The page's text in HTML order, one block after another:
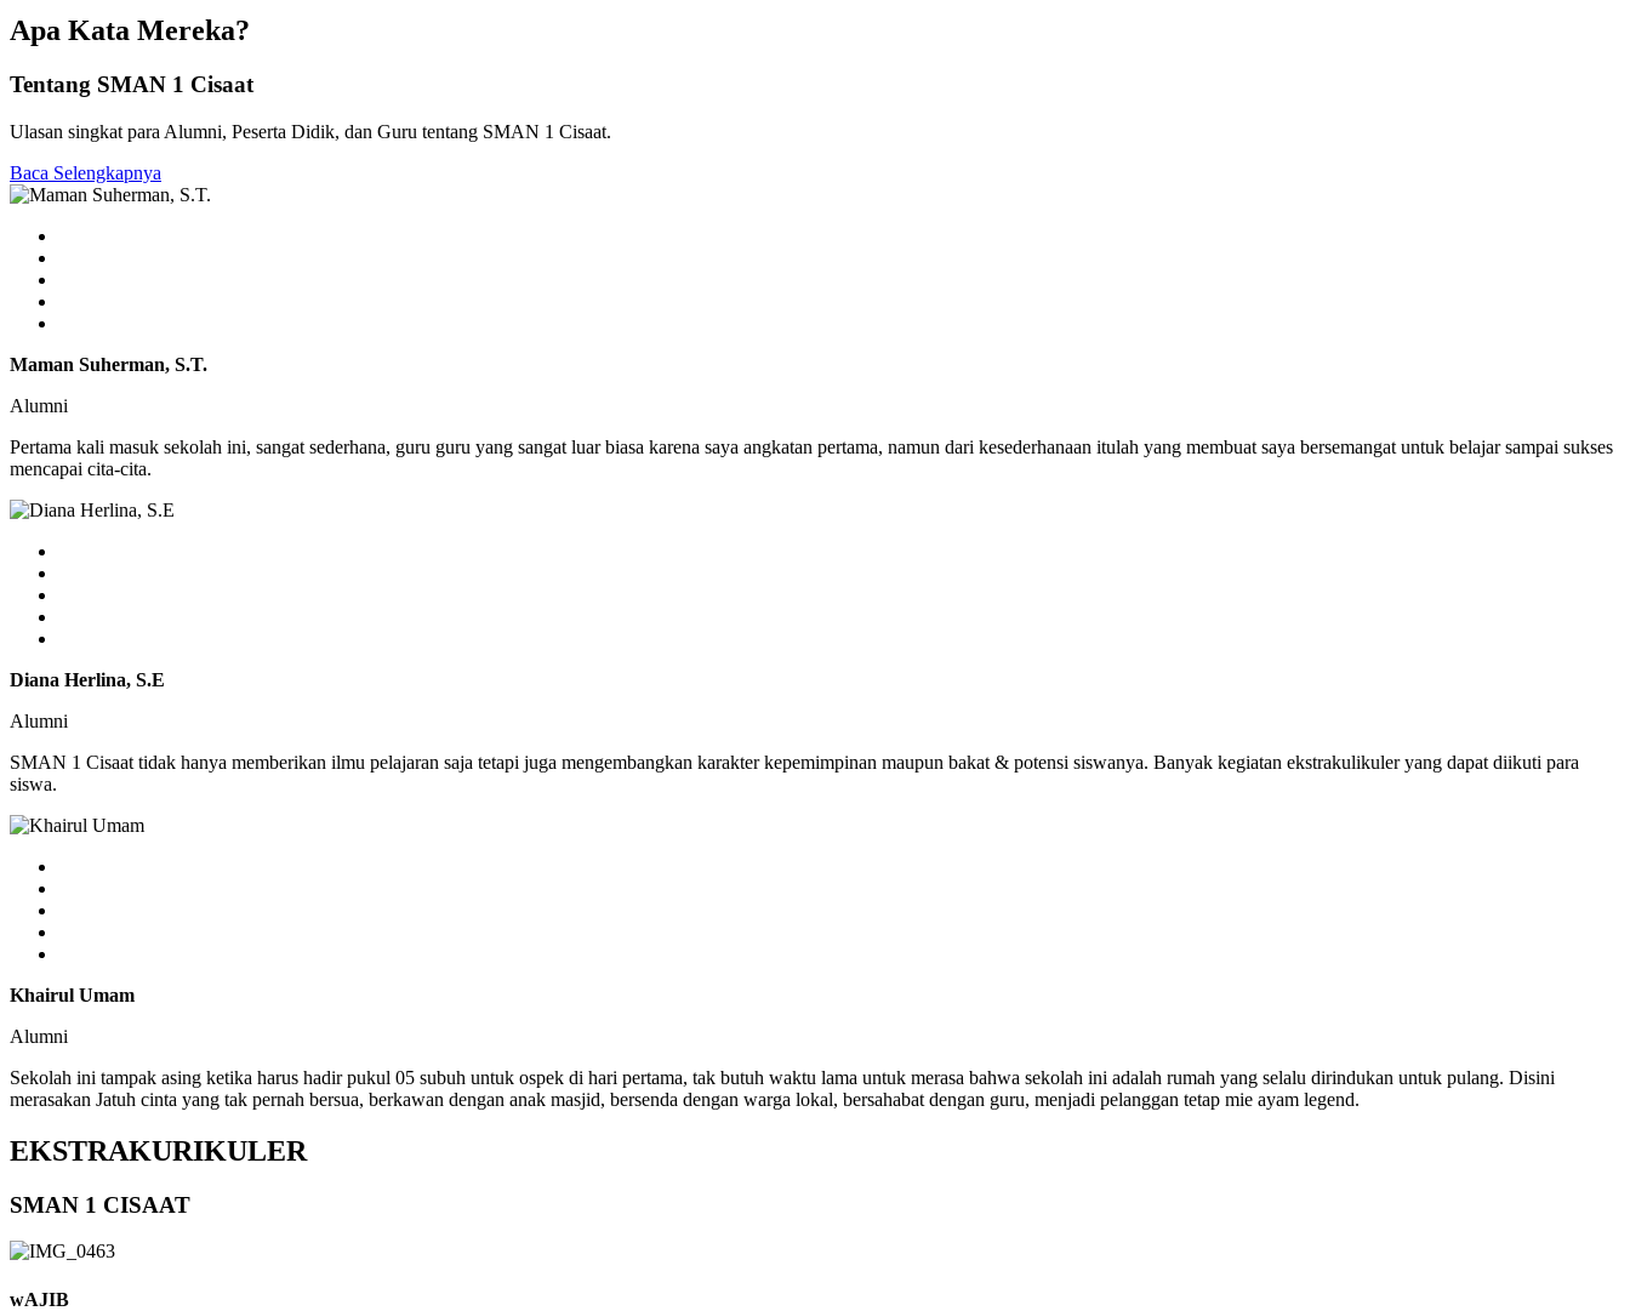
Apa Kata Mereka?
Tentang SMAN 1 Cisaat
Ulasan singkat para Alumni, Peserta Didik, dan Guru tentang SMAN 1 Cisaat.
Baca Selengkapnya
Maman Suherman, S.T.
Alumni
Pertama kali masuk sekolah ini, sangat sederhana, guru guru yang sangat luar biasa karena saya angkatan pertama, namun dari kesederhanaan itulah yang membuat saya bersemangat untuk belajar sampai sukses
mencapai cita-cita.
Diana Herlina, S.E
Alumni
SMAN 1 Cisaat tidak hanya memberikan ilmu pelajaran saja tetapi juga mengembangkan karakter kepemimpinan maupun bakat & potensi siswanya. Banyak kegiatan ekstrakulikuler yang dapat diikuti para
siswa.
Khairul Umam
Alumni
Sekolah ini tampak asing ketika harus hadir pukul 05 subuh untuk ospek di hari pertama, tak butuh waktu lama untuk merasa bahwa sekolah ini adalah rumah yang selalu dirindukan untuk pulang. Disini
merasakan Jatuh cinta yang tak pernah bersua, berkawan dengan anak masjid, bersenda dengan warga lokal, bersahabat dengan guru, menjadi pelanggan tetap mie ayam legend.
EKSTRAKURIKULER
SMAN 1 CISAAT
wAJIB